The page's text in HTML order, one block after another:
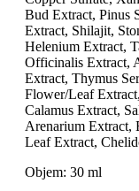
Bud Extract, Pinus
Extract, Shilajit,
Helenium Extract,
Officinalis Extract,
Extract, Thymus
Flower/Leaf
Calamus Extract,
Arenarium Extract,
Leaf Extract,
Objem: 30 ml